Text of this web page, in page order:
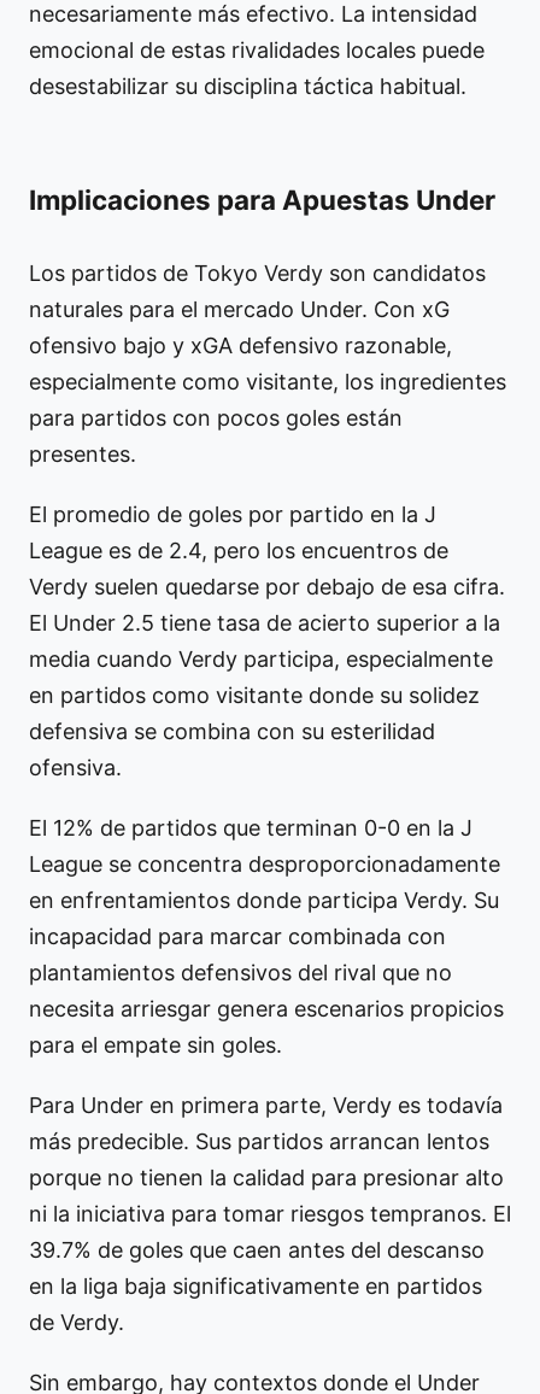
necesariamente más efectivo. La intensidad
emocional de estas rivalidades locales puede
desestabilizar su disciplina táctica habitual.
Implicaciones para Apuestas Under
Los partidos de Tokyo Verdy son candidatos
naturales para el mercado Under. Con xG
ofensivo bajo y xGA defensivo razonable,
especialmente como visitante, los ingredientes
para partidos con pocos goles están
presentes.
El promedio de goles por partido en la J
League es de 2.4, pero los encuentros de
Verdy suelen quedarse por debajo de esa cifra.
El Under 2.5 tiene tasa de acierto superior a la
media cuando Verdy participa, especialmente
en partidos como visitante donde su solidez
defensiva se combina con su esterilidad
ofensiva.
El 12% de partidos que terminan 0-0 en la J
League se concentra desproporcionadamente
en enfrentamientos donde participa Verdy. Su
incapacidad para marcar combinada con
plantamientos defensivos del rival que no
necesita arriesgar genera escenarios propicios
para el empate sin goles.
Para Under en primera parte, Verdy es todavía
más predecible. Sus partidos arrancan lentos
porque no tienen la calidad para presionar alto
ni la iniciativa para tomar riesgos tempranos. El
39.7% de goles que caen antes del descanso
en la liga baja significativamente en partidos
de Verdy.
Sin embargo, hay contextos donde el Under